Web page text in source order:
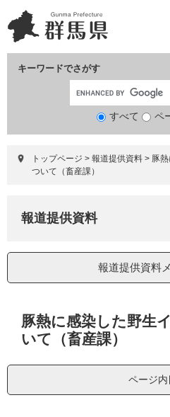
ー
ジ
ニ
ュ
て
キーワードでさがす
検
象
すべて ペ
トップページ > 報道提供資料 > 豚
ついて（畜産課）
報道提供資料
報道提供資料
豚熱に感染した野生
いて（畜産課）
ページ内